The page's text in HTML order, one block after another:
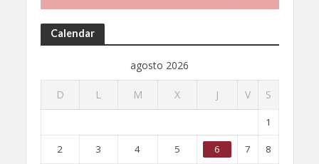
Calendar
agosto 2026
D L M X J V S
1
2 3 4 5 6 7 8